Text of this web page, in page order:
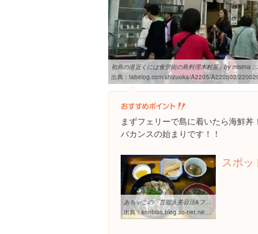
初島の港近くには食堂街の島料理木村屋』by misima :
出典： tabelog.com/shizuoka/A2205/A220502/
まずフェリーで島に着いたら海鮮丼
バカンスの始まりです！！
あちゃこの『芸能人美容法&ファッションまとめ』 | So-netブログ
出典：kenbias.blog.so-net.ne.jp/2015-04-21
スポッ